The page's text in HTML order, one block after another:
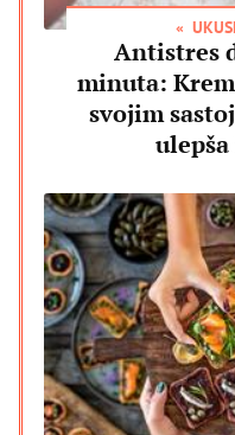
Antistres
minuta:
svojim